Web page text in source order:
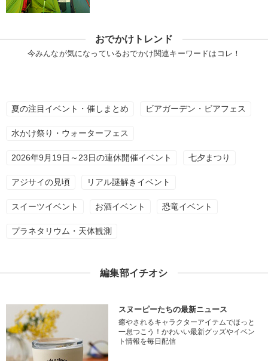
おでかけトレンド
今みんなが気になっているおでかけ関連キーワードはコレ！
夏の注目イベント・催しまとめ ビアガーデン・ビアフェス
水かけ祭り・ウォーターフェス
2026年9月19日～23日の連休開催イベント 七夕まつり
アジサイの見頃 リアル謎解きイベント
スイーツイベント お酒イベント 恐竜イベント
プラネタリウム・天体観測
編集部イチオシ
スヌーピーたちの最新ニュース
癒やされるキャラクターアイテムでほっと
一息つこう！かわいい最新グッズやイベン
ト情報を毎日配信